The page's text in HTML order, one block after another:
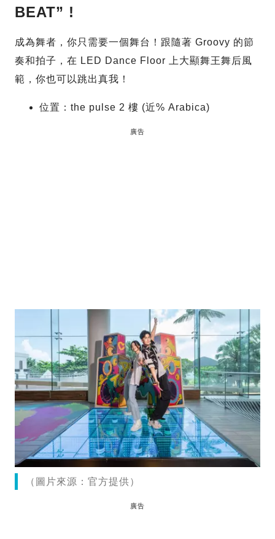
BEAT” !
成為舞者，你只需要一個舞台！跟隨著 Groovy 的節
奏和拍子，在 LED Dance Floor 上大顯舞王舞后風
範，你也可以跳出真我！
位置：the pulse 2 樓 (近% Arabica)
廣告
（圖片來源：官方提供）
廣告